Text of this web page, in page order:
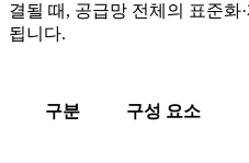
결될 때, 공급망 전체의 표준화
됩니다.
구분 구성 요소